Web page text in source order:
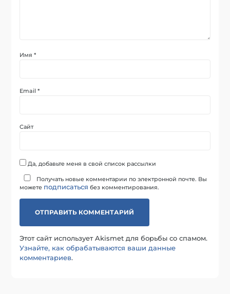
Имя*
Email*
Сайт
Да, добавьте меня в свой список рассылки
Получать новые комментарии по электронной почте. Вы
можете подписаться без комментирования.
Этот сайт использует Akismet для борьбы со спамом.
Узнайте, как обрабатываются ваши данные
комментариев.